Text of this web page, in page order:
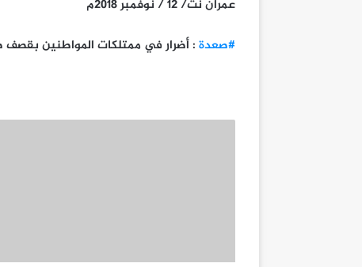
عمران نت/ 12 / نوفمبر 2018م
#صعدة : أضرار في ممتلكات المواطنين